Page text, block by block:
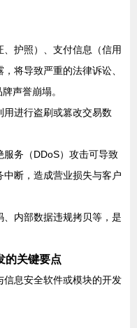
、护照）、支付信息（信用
将导致严重的法律诉讼、
声誉崩塌。
用进行盗刷或篡改交易数
服务（DDoS）攻击可导致
断，造成营业损失与客户
、内部数据违规拷贝等，是
的关键要点
息安全软件或模块的开发